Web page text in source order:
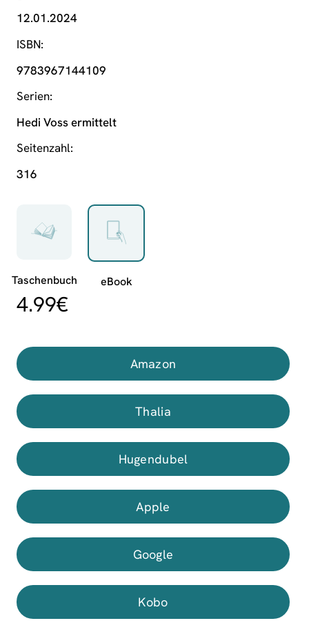
12.01.2024
ISBN
9783967144109
Serien
Hedi Voss ermittelt
Seitenzahl
316
4.99€
Amazon
Thalia
Hugendubel
Apple
Google
Kobo